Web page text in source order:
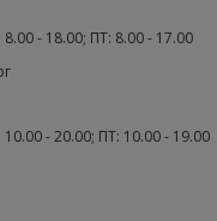
- 18.00; ПТ: 8.00 - 17.00
- 20.00; ПТ: 10.00 - 19.00